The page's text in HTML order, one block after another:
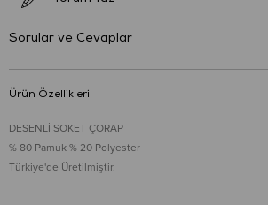
Sorular ve Cevaplar
Ürün Özellikleri
DESENLİ SOKET ÇORAP
% 80 Pamuk % 20 Polyester
Türkiye'de Üretilmiştir.